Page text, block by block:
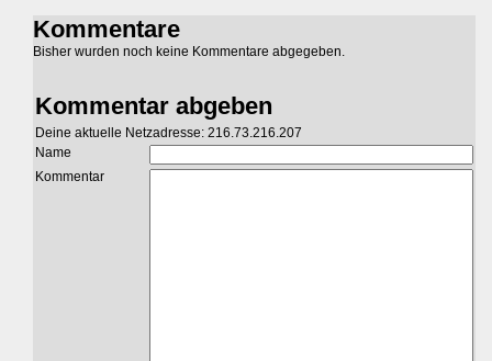
Kommentare
Bisher wurden noch keine Kommentare abgegeben.
Kommentar abgeben
Deine aktuelle Netzadresse: 216.73.216.207
Name
Kommentar